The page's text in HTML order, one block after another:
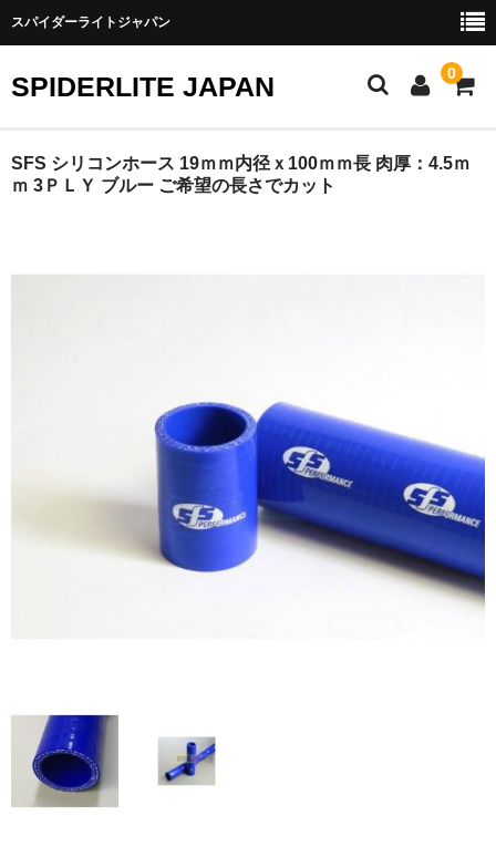
スパイダーライトジャパン
SPIDERLITE JAPAN 0
ホーム
LINK JAPAN
FUNK MOTORSPORT
お問い合わせ
SFS シリコンホース 19ｍｍ内径ｘ100ｍｍ長 肉厚：4.5ｍ
ｍ 3ＰＬＹ ブルー ご希望の長さでカット